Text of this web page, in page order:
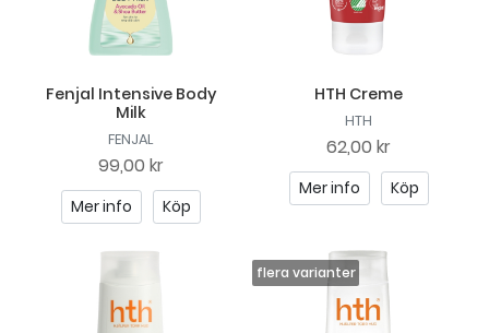
Fenjal Intensive Body
Milk
FENJAL
99,00 kr
Mer info Köp
HTH Creme
HTH
62,00 kr
Mer info Köp